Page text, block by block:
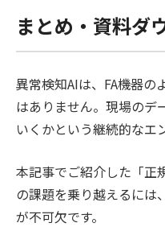
まとめ・資料ダ
異常検知AIは、FA機器の
はありません。現場のデ
いくかという継続的なエ
本記事でご紹介した「正
の課題を乗り越えるには
が不可欠です。